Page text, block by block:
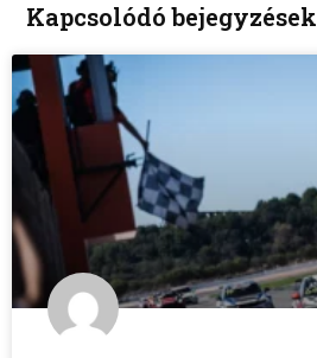
Kapcsolódó bejegyzések